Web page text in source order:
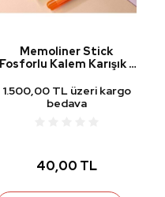
Memoliner Stick
Fosforlu Kalem Karışık 1
1.500,00 TL üzeri kargo
bedava
40,00 TL